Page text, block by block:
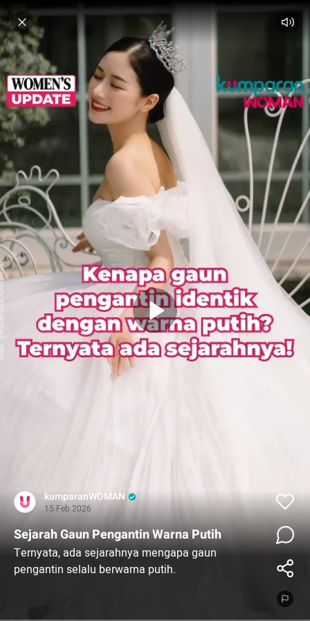
kumparanWOMAN
15 Feb 2026
Sejarah Gaun Pengantin Warna Putih
Ternyata, ada sejarahnya mengapa gaun
pengantin selalu berwarna putih.